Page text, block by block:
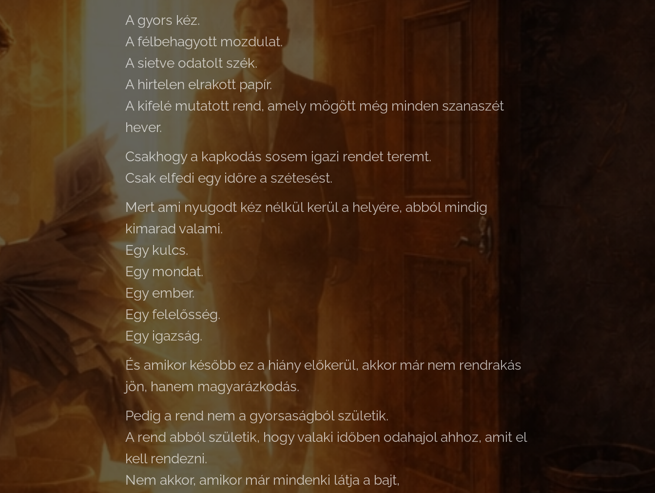
A gyors kéz.
A félbehagyott mozdulat.
A sietve odatolt szék.
A hirtelen elrakott papír.
A kifelé mutatott rend, amely mögött még minden szanaszét
hever.
Csakhogy a kapkodás sosem igazi rendet teremt.
Csak elfedi egy időre a szétesést.
Mert ami nyugodt kéz nélkül kerül a helyére, abból mindig
kimarad valami.
Egy kulcs.
Egy mondat.
Egy ember.
Egy felelősség.
Egy igazság.
És amikor később ez a hiány előkerül, akkor már nem rendrakás
jön, hanem magyarázkodás.
Pedig a rend nem a gyorsaságból születik.
A rend abból születik, hogy valaki időben odahajol ahhoz, amit el
kell rendezni.
Nem akkor, amikor már mindenki látja a bajt,